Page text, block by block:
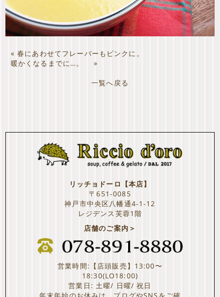
«春にあわせてフレーバーもピンクに。
暖かくなるまでに…。
»
一覧へ戻る
リッチョドーロ【本店】
〒651-0085
神戸市中央区八幡通4-1-12
レジデンス芙蓉1階
店舗のご案内＞
営業時間:【店頭販売】13:00〜
18:30(LO18:00)
営業日: 土曜/ 日曜/ 祝日